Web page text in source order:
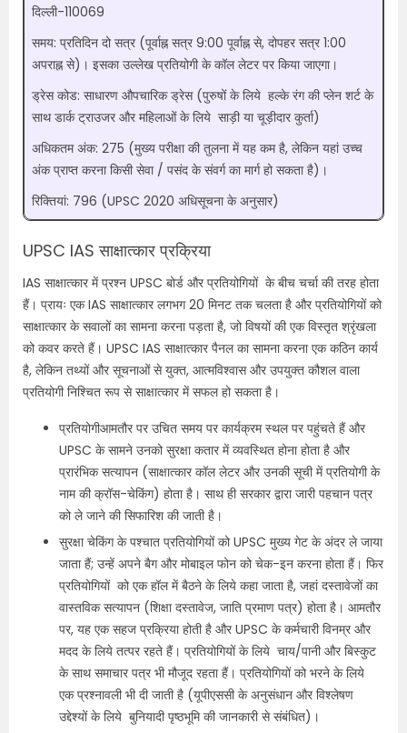
दिल्ली-110069
समय: प्रतिदिन दो सत्र (पूर्वाह्न सत्र 9:00 पूर्वाह्न से, दोपहर सत्र 1:00
अपराह्न से)। इसका उल्लेख प्रतियोगी के कॉल लेटर पर किया जाएगा।
ड्रेस कोड: साधारण औपचारिक ड्रेस (पुरुषों के लिये हल्के रंग की प्लेन शर्ट के
साथ डार्क ट्राउजर और महिलाओं के लिये साड़ी या चूड़ीदार कुर्ता)
अधिकतम अंक: 275 (मुख्य परीक्षा की तुलना में यह कम है, लेकिन यहां उच्च
अंक प्राप्त करना किसी सेवा / पसंद के संवर्ग का मार्ग हो सकता है)।
रिक्तियां: 796 (UPSC 2020 अधिसूचना के अनुसार)
UPSC IAS साक्षात्कार प्रक्रिया
IAS साक्षात्कार में प्रश्न UPSC बोर्ड और प्रतियोगियों के बीच चर्चा की तरह होता
हैं। प्रायः एक IAS साक्षात्कार लगभग 20 मिनट तक चलता है और प्रतियोगियों को
साक्षात्कार के सवालों का सामना करना पड़ता है, जो विषयों की एक विस्तृत श्रृंखला
को कवर करते हैं। UPSC IAS साक्षात्कार पैनल का सामना करना एक कठिन कार्य
है, लेकिन तथ्यों और सूचनाओं से युक्त, आत्मविश्वास और उपयुक्त कौशल वाला
प्रतियोगी निश्चित रूप से साक्षात्कार में सफल हो सकता है।
प्रतियोगीआमतौर पर उचित समय पर कार्यक्रम स्थल पर पहुंचते हैं और
UPSC के सामने उनको सुरक्षा कतार में व्यवस्थित होना होता है और
प्रारंभिक सत्यापन (साक्षात्कार कॉल लेटर और उनकी सूची में प्रतियोगी के
नाम की क्रॉस-चेकिंग) होता है। साथ ही सरकार द्वारा जारी पहचान पत्र
को ले जाने की सिफारिश की जाती है।
सुरक्षा चेकिंग के पश्चात प्रतियोगियों को UPSC मुख्य गेट के अंदर ले जाया
जाता हैं; उन्हें अपने बैग और मोबाइल फोन को चेक-इन करना होता हैं। फिर
प्रतियोगियों को एक हॉल में बैठने के लिये कहा जाता है, जहां दस्तावेजों का
वास्तविक सत्यापन (शिक्षा दस्तावेज, जाति प्रमाण पत्र) होता है। आमतौर
पर, यह एक सहज प्रक्रिया होती है और UPSC के कर्मचारी विनम्र और
मदद के लिये तत्पर रहते हैं। प्रतियोगियों के लिये चाय/पानी और बिस्कुट
के साथ समाचार पत्र भी मौजूद रहता हैं। प्रतियोगियों को भरने के लिये
एक प्रश्नावली भी दी जाती है (यूपीएससी के अनुसंधान और विश्लेषण
उद्देश्यों के लिये बुनियादी पृष्ठभूमि की जानकारी से संबंधित)।